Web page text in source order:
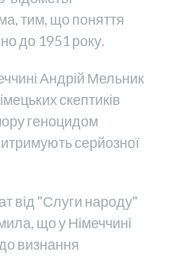
тим, що поняття
до 1951 року.
Андрій Мельник
скептиків
геноцидом
серйозної
від "Слуги народу"
що у Німеччині
визнання